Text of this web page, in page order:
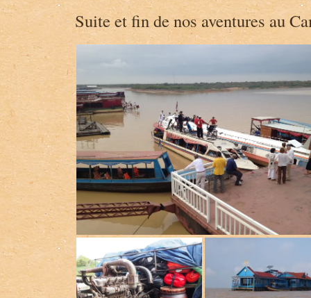
Suite et fin de nos aventures au